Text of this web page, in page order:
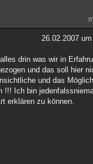
26.02.2007
drin was wir in
und das soll hier
und das
!!! Ich bin
erklären zu können.